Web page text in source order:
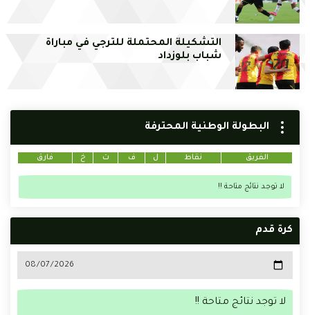
التشكيلة المحتملة للترجي في مباراة
شباب بلوزداد
البطولة الوطنية المحترفة
الفريق نقاط ل ف ت خ فارق
لا توجد نتائج متاحة !!
كرة قدم
لا توجد نتائج متاحة !!